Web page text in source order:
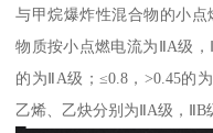
与甲烷爆炸性混合物的小
物质按小点燃电流为ⅡA级
的为ⅡA级；≤0.8，>0.45的
乙烯、乙炔分别为ⅡA级，ⅡB